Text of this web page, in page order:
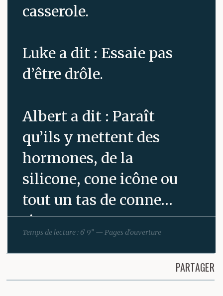
casserole.
Luke a dit : Essaie pas
d’être drôle.
Albert a dit : Paraît
qu’ils y mettent des
hormones, de la
silicone, cone icône ou
tout un tas de conne…
rie, pour que ça se
mélange bien dans la
Temps de lecture : 6’ 9” — Pages d'ouverture
PARTAGER